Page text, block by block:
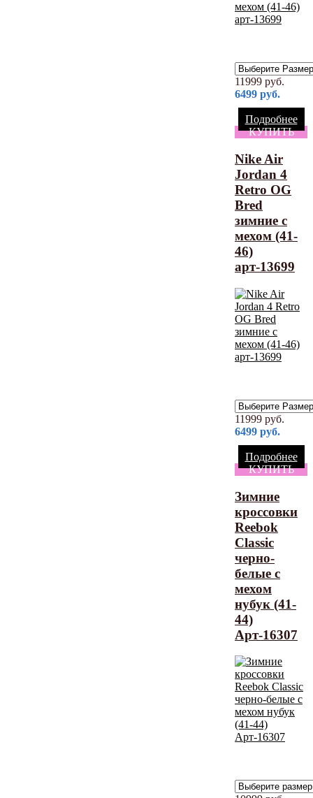
11999 руб.
6499 руб.
Подробнее
КУПИТЬ
Nike Air
Jordan 4
Retro OG
Bred
зимние с
мехом (41-
46)
арт-13699
11999 руб.
6499 руб.
Подробнее
КУПИТЬ
Зимние
кроссовки
Reebok
Classic
черно-
белые с
мехом
нубук (41-
44)
Арт-16307